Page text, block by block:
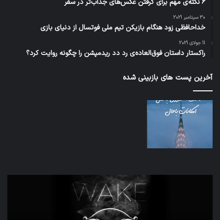
6 نکته‌ی مهم برای گرفتن عکس‌های جذاب‌تر در سفر
30 سپتامبر 2021
خداحافظی زود هنگام بازیکن تیم ملی فوتسال از دنیای بازی
11 جولای 2021
راکستار داستان فوق‌العاده‌ی رد دد ریدمپشن را چگونه روایت کرد؟
آخرین پست های بازبینی شده